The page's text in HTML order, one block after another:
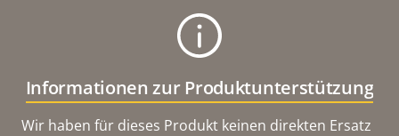
Informationen zur Produktunterstützung
Wir haben für dieses Produkt keinen direkten Ersatz